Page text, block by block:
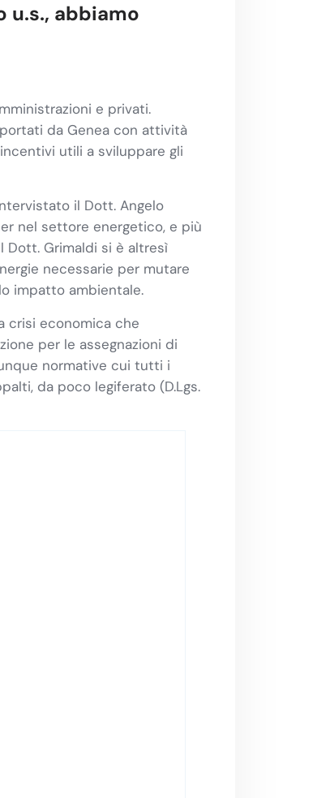
u.s., abbiamo
e privati.
da Genea con attività
utili a sviluppare gli
il Dott. Angelo
nel settore energetico, e più
Dott. Grimaldi si è altresì
necessarie per mutare
impatto ambientale.
crisi economica che
per le assegnazioni di
normative cui tutti i
da poco legiferato (D.Lgs.